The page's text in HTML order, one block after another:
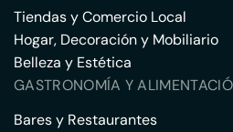
Tiendas y Comercio Local
Hogar, Decoración y Mobiliario
Belleza y Estética
GASTRONOMÍA Y
Bares y Restaurantes